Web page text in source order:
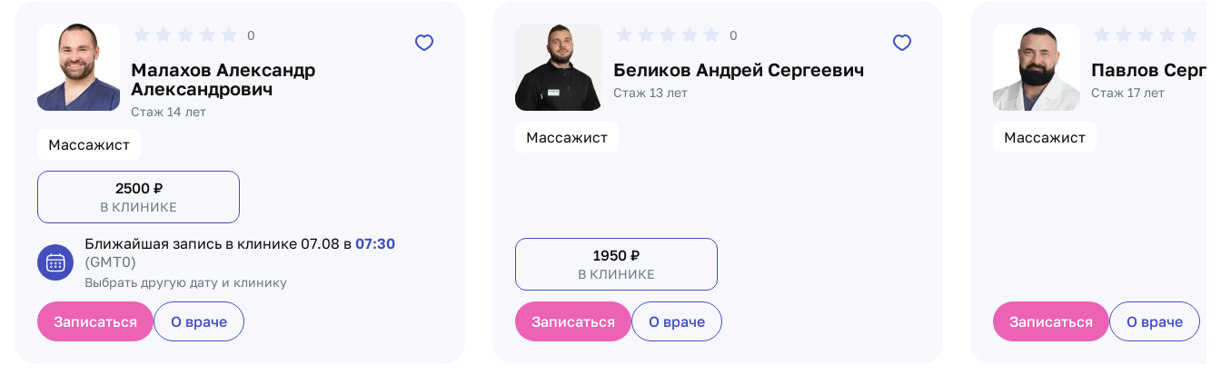
0
Малахов Александр
Александрович
Стаж 14 лет
Массажист
2500₽
В КЛИНИКЕ
Ближайшая запись в клинике 07.08 в 07:30
(GMT0)
Выбрать другую дату и клинику
Записаться О враче
0
Беликов Андрей Сергеевич
Стаж 13 лет
Массажист
1950 ₽
В КЛИНИКЕ
Записаться О враче
Павлов
Стаж 17 лет
Массажист
Записаться О враче